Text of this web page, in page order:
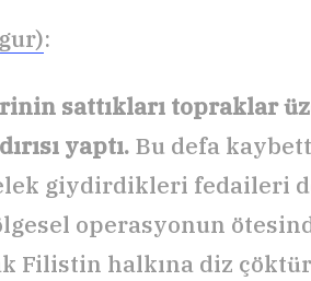
:
sattıkları topraklar
yaptı. Bu defa
giydirdikleri fedaileri
operasyonun
Filistin halkına diz